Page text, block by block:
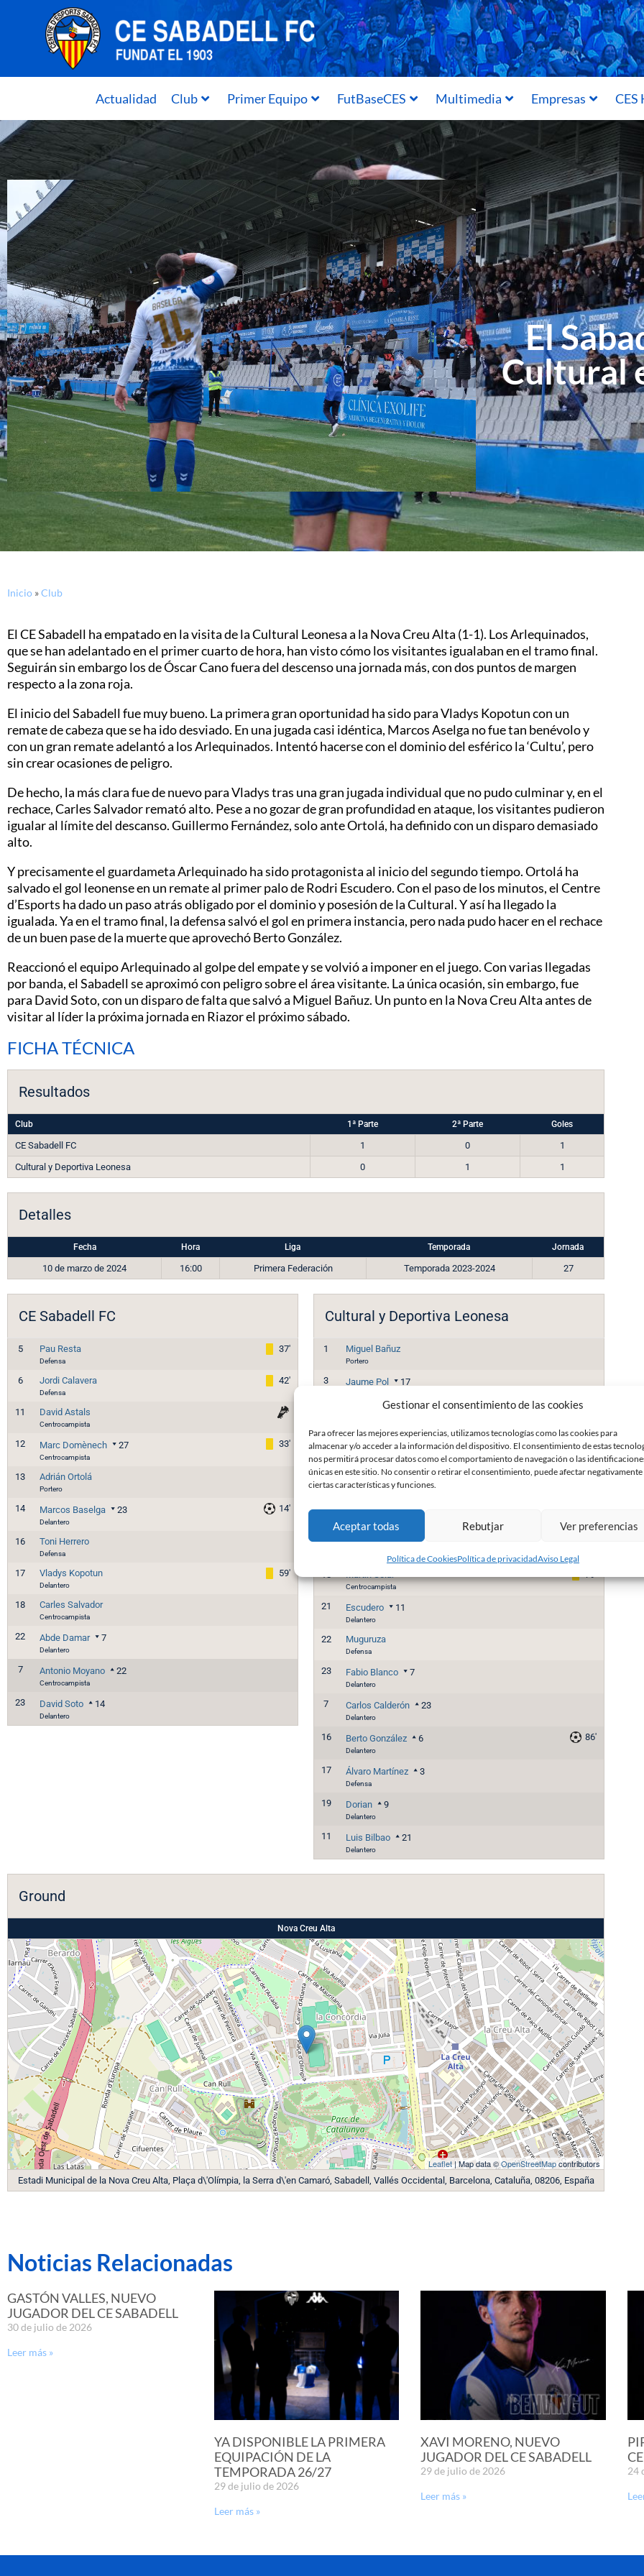
Gestionar el consentimiento de las cookies
Para ofrecer las mejores experiencias, utilizamos tecnologías como las cookies para
almacenar y/o acceder a la información del dispositivo. El consentimiento de estas
nos permitirá procesar datos como el comportamiento de navegación o las
únicas en este sitio. No consentir o retirar el consentimiento, puede afectar negativamente
ciertas características y funciones.
Aceptar todas Rebutjar Ver preferencias
Política de CookiesPolítica de privacidadAviso Legal
Actualidad Club Primer Equipo FutBaseCES Multimedia Empresas CES
El
Cultural
Inicio »Club
El CE Sabadell ha empatado en la visita de la Cultural Leonesa a la Nova Creu Alta (1-1). Los Arlequinados,
que se han adelantado en el primer cuarto de hora, han visto cómo los visitantes igualaban en el tramo final.
Seguirán sin embargo los de Óscar Cano fuera del descenso una jornada más, con dos puntos de margen
respecto a la zona roja.
El inicio del Sabadell fue muy bueno. La primera gran oportunidad ha sido para Vladys Kopotun con un
remate de cabeza que se ha ido desviado. En una jugada casi idéntica, Marcos Aselga no fue tan benévolo y
con un gran remate adelantó a los Arlequinados. Intentó hacerse con el dominio del esférico la ‘Cultu’, pero
sin crear ocasiones de peligro.
De hecho, la más clara fue de nuevo para Vladys tras una gran jugada individual que no pudo culminar y, en el
rechace, Carles Salvador remató alto. Pese a no gozar de gran profundidad en ataque, los visitantes pudieron
igualar al límite del descanso. Guillermo Fernández, solo ante Ortolá, ha definido con un disparo demasiado
alto.
Y precisamente el guardameta Arlequinado ha sido protagonista al inicio del segundo tiempo. Ortolá ha
salvado el gol leonense en un remate al primer palo de Rodri Escudero. Con el paso de los minutos, el Centre
d’Esports ha dado un paso atrás obligado por el dominio y posesión de la Cultural. Y así ha llegado la
igualada. Ya en el tramo final, la defensa salvó el gol en primera instancia, pero nada pudo hacer en el rechace
de un buen pase de la muerte que aprovechó Berto González.
Reaccionó el equipo Arlequinado al golpe del empate y se volvió a imponer en el juego. Con varias llegadas
por banda, el Sabadell se aproximó con peligro sobre el área visitante. La única ocasión, sin embargo, fue
para David Soto, con un disparo de falta que salvó a Miguel Bañuz. Un punto en la Nova Creu Alta antes de
visitar al líder la próxima jornada en Riazor el próximo sábado.
FICHA TÉCNICA
Resultados
Club 1ª Parte 2ª Parte Goles
CE Sabadell FC 1 0
1
Cultural y Deportiva Leonesa
0 1 1
Detalles
Fecha Hora Liga Temporada Jornada
10 de marzo de 2024 16:00 Primera Federación Temporada 2023-2024 27
CE Sabadell FC
5 Pau Resta
Defensa
37'
6 Jordi Calavera
Defensa
42'
11 David Astals
Centrocampista
12 Marc Domènech 27
Centrocampista
33'
13 Adrián Ortolá
Portero
14 Marcos Baselga 23
Delantero
14'
16 Toni Herrero
Defensa
17 Vladys Kopotun
Delantero
59'
18 Carles Salvador
Centrocampista
22 Abde Damar 7
Delantero
7 Antonio Moyano 22
Centrocampista
23 David Soto 14
Delantero
Cultural y Deportiva Leonesa
1 Miguel Bañuz
Portero
3 Jaume Pol 17
6 Kevin Presa 16
Centrocampista
8 Barri
Centrocampista
9 Guillermo 19
Delantero
15 Quique Fornos
18 Martín Solar
Centrocampista
79'
21 Escudero 11
Delantero
22 Muguruza
Defensa
23 Fabio Blanco 7
Delantero
7 Carlos Calderón 23
Delantero
16 Berto González 6
Delantero
86'
17 Álvaro Martínez 3
Defensa
19 Dorian 9
Delantero
11 Luis Bilbao 21
Delantero
Ground
Nova Creu Alta
Leaflet| Map data ©OpenStreetMapcontributors
Estadi Municipal de la Nova Creu Alta, Plaça d\'Olímpia, la Serra d\'en Camaró, Sabadell, Vallés Occidental, Barcelona, Cataluña, 08206, España
Noticias Relacionadas
GASTÓN VALLES, NUEVO
JUGADOR DEL CE SABADELL
30 de julio de 2026
Leer más »
YA DISPONIBLE LA PRIMERA
EQUIPACIÓN DE LA
TEMPORADA 26/27
29 de julio de 2026
Leer más »
XAVI MORENO, NUEVO
JUGADOR DEL CE SABADELL
29 de julio de 2026
Leer más »
24